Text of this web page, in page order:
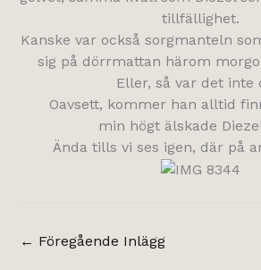
tillfällighet.
Kanske var också sorgmanteln
sig på dörrmattan härom
Eller, så var det inte
Oavsett, kommer han alltid
min högt älskade
Ända tills vi ses igen, där på
← Föregående Inlägg